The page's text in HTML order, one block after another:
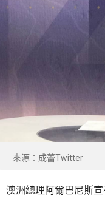
來源：成蕾Twitter
澳洲總理阿爾巴尼斯